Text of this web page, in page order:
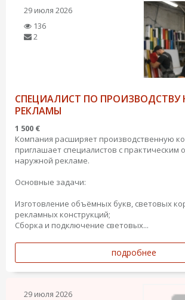
29 июля 2026
136
2
СПЕЦИАЛИСТ ПО
РЕКЛАМЫ
1 500 €
Компания расширяет производственную
приглашает специалистов с практическим
наружной рекламе.
Основные задачи:
Изготовление объёмных букв, световых
рекламных конструкций;
Сборка и подключение световых...
подробнее
29 июля 2026